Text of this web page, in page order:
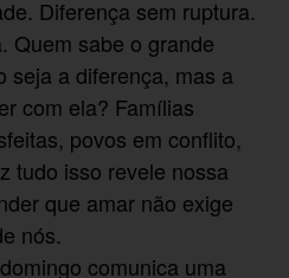
Diferença sem ruptura.
Quem sabe o grande
seja a diferença, mas a
com ela? Famílias
povos em conflito,
tudo isso revele nossa
que amar não exige
nós.
comunica uma